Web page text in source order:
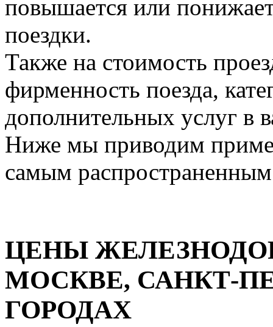
повышается или
поездки.
Также на стоимость
фирменность поезда,
дополнительных услуг в
Ниже мы приводим
самым
ЦЕНЫ
МОСКВЕ, САНКТ-
ГОРОДАХ